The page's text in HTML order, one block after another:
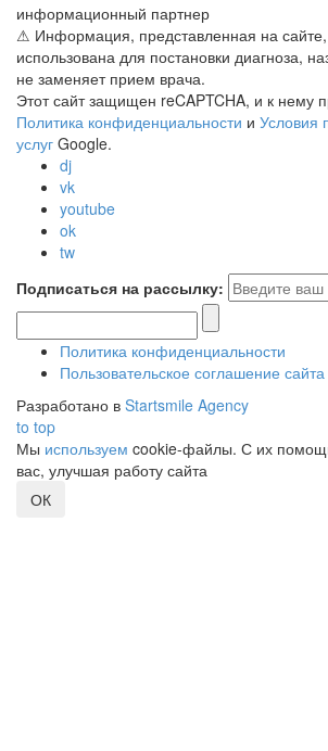
информационный партнер
⚠ Информация, представленная на
использована для постановки диагноза,
не заменяет прием врача.
Этот сайт защищен reCAPTCHA, и к нему
Политика конфиденциальности и Условия
услуг Google.
dj
vk
youtube
ok
tw
Подписаться на рассылку:
Политика конфиденциальности
Пользовательское соглашение сайта
Разработано в Startsmile Agency
to top
Мы используем cookie-файлы. С их
вас, улучшая работу сайта
ОК